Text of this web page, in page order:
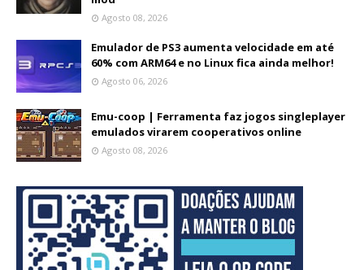
Agosto 08, 2026
Emulador de PS3 aumenta velocidade em até
60% com ARM64 e no Linux fica ainda melhor!
Agosto 06, 2026
Emu-coop | Ferramenta faz jogos singleplayer
emulados virarem cooperativos online
Agosto 08, 2026